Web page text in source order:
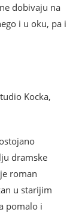
dobivaju na
i u oku, pa i
Kocka,
dramske
roman
u starijim
pomalo i